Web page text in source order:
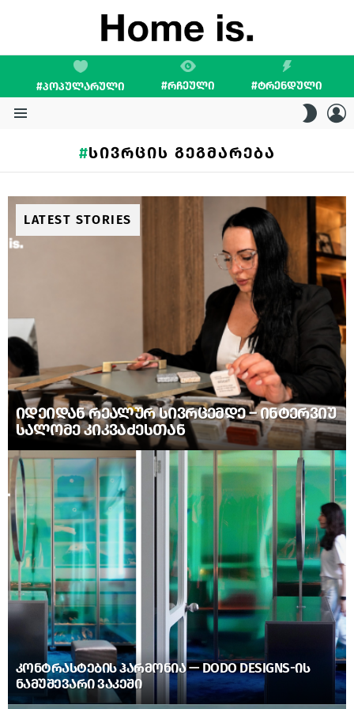
#ᲞᲝᲞᲣᲚᲐᲠᲣᲚᲘ #ᲠᲩᲔᲣᲚᲘ #ᲢᲠᲔᲜᲓᲣᲚᲘ
SKIN
ᲡᲘᲕᲠᲪᲘᲡ ᲒᲔᲒᲛᲐᲠᲔᲑᲐ
LATEST STORIES
ᲘᲓᲔᲘᲓᲐᲜ ᲠᲔᲐᲚᲣᲠ ᲡᲘᲕᲠᲪᲔᲛᲓᲔ – ᲘᲜᲢᲔᲠᲕᲘᲣ
ᲡᲐᲚᲝᲛᲔ ᲙᲘᲙᲕᲐᲫᲔᲡᲗᲐᲜ
ᲙᲝᲜᲢᲠᲐᲡᲢᲔᲑᲘᲡ ᲰᲐᲠᲛᲝᲜᲘᲐ — DODO DESIGNS-ᲘᲡ
ᲜᲐᲛᲣᲨᲔᲕᲐᲠᲘ ᲕᲐᲙᲔᲨᲘ